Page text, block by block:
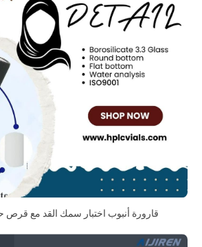
قارورة أنبوب اختبار سمك القد مع قرص